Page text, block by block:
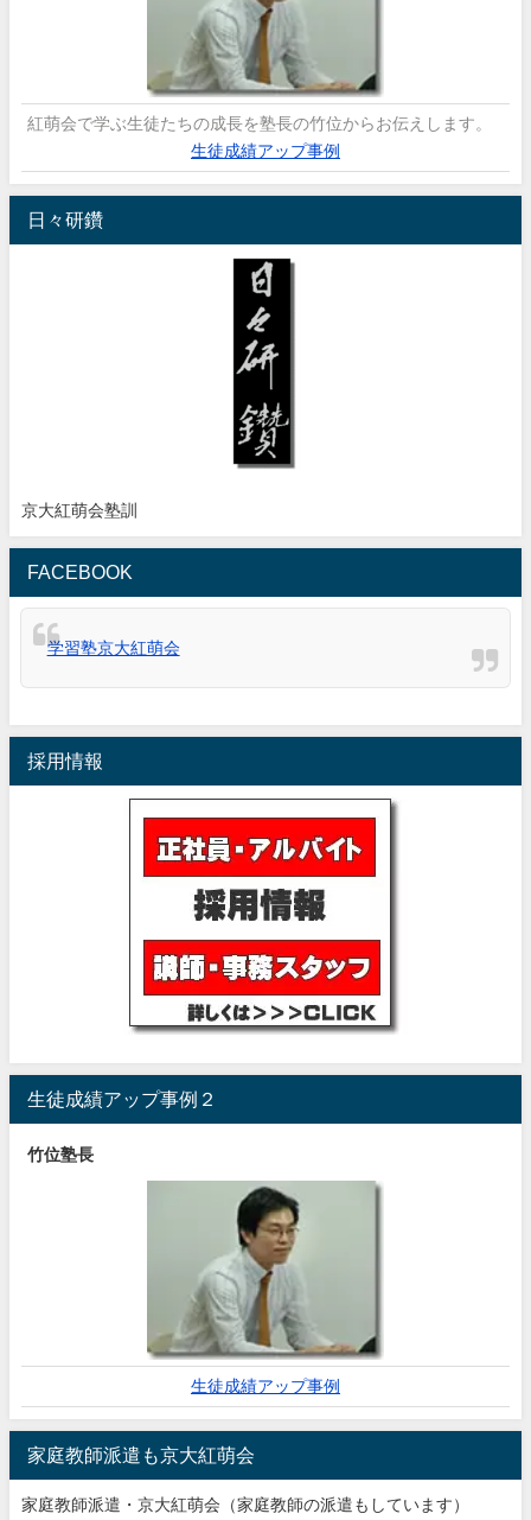
紅萌会で学ぶ生徒たちの成長を塾長の竹位からお伝えします。
生徒成績アップ事例
日々研鑽
京大紅萌会塾訓
FACEBOOK
学習塾京大紅萌会
採用情報
生徒成績アップ事例２
竹位塾長
生徒成績アップ事例
家庭教師派遣も京大紅萌会
家庭教師派遣・京大紅萌会（家庭教師の派遣もしています）